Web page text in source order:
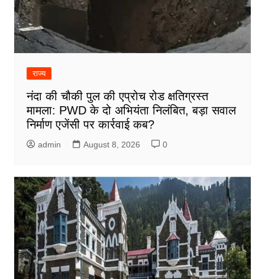
राज्य
नंदा की चौकी पुल की एप्रोच रोड क्षतिग्रस्त
मामला: PWD के दो अभियंता निलंबित, बड़ा सवाल
निर्माण एजेंसी पर कार्रवाई कब?
admin August 8, 2026 0